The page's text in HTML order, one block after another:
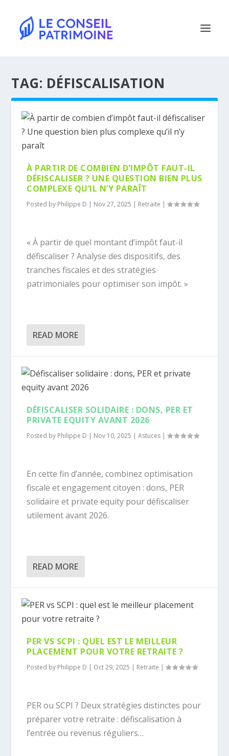
TAG: DÉFISCALISATION
À PARTIR DE COMBIEN D’IMPÔT FAUT-IL
DÉFISCALISER ? UNE QUESTION BIEN PLUS
COMPLEXE QU’IL N’Y PARAÎT
Posted by Philippe D | Nov 27, 2025 | Retraite |
« À partir de quel montant d’impôt faut-il
défiscaliser ? Analyse des dispositifs, des
tranches fiscales et des stratégies
patrimoniales pour optimiser son impôt. »
READ MORE
DÉFISCALISER SOLIDAIRE : DONS, PER ET
PRIVATE EQUITY AVANT 2026
Posted by Philippe D | Nov 10, 2025 |Astuces |
En cette fin d’année, combinez optimisation
fiscale et engagement citoyen : dons, PER
solidaire et private equity pour défiscaliser
utilement avant 2026.
READ MORE
PER VS SCPI : QUEL EST LE MEILLEUR
PLACEMENT POUR VOTRE RETRAITE ?
Posted by Philippe D | Oct 29, 2025 | Retraite |
PER ou SCPI ? Deux stratégies distinctes pour
préparer votre retraite : défiscalisation à
l’entrée ou revenus réguliers…